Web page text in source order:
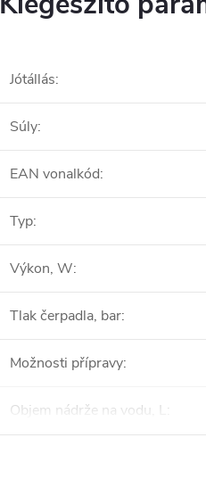
Jótállás:
Súly:
EAN vonalkód:
Typ:
Výkon, W:
Tlak čerpadla, bar:
Možnosti přípravy:
Objem nádrže na vodu, L :